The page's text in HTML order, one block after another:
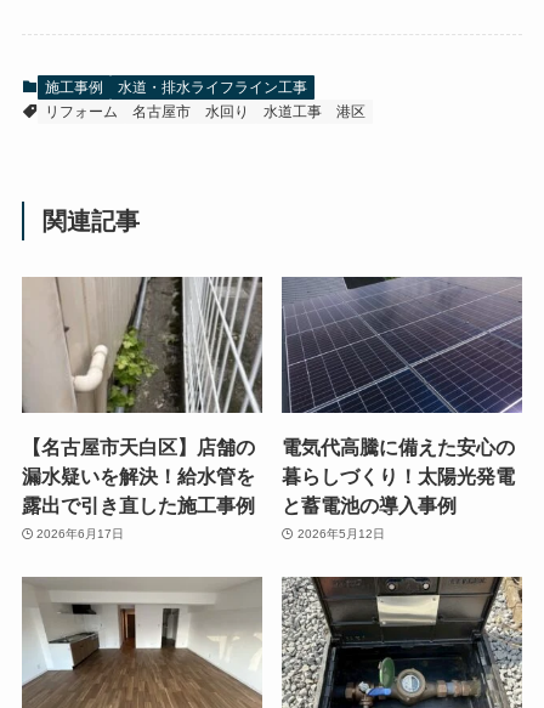
施工事例
水道・排水ライフライン工事
リフォーム
名古屋市 水回り 水道工事 港区
関連記事
【名古屋市天白区】店舗の
漏水疑いを解決！給水管を
露出で引き直した施工事例
2026年6月17日
電気代高騰に備えた安心の
暮らしづくり！太陽光発電
と蓄電池の導入事例
2026年5月12日